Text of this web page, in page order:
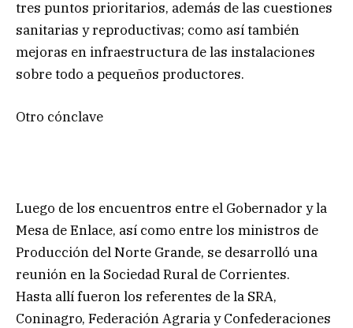
tres puntos prioritarios, además de las cuestiones
sanitarias y reproductivas; como así también
mejoras en infraestructura de las instalaciones
sobre todo a pequeños productores.
Otro cónclave
Luego de los encuentros entre el Gobernador y la
Mesa de Enlace, así como entre los ministros de
Producción del Norte Grande, se desarrolló una
reunión en la Sociedad Rural de Corrientes.
Hasta allí fueron los referentes de la SRA,
Coninagro, Federación Agraria y Confederaciones